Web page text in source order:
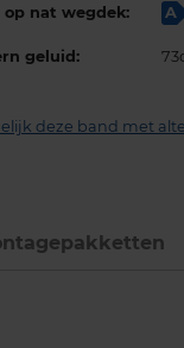
op nat wegdek: A
geluid:
deze band met